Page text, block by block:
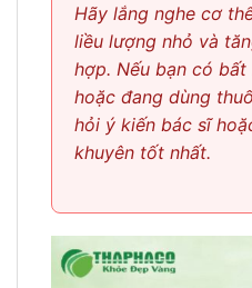
Hãy lắng nghe cơ
liều lượng nhỏ và
hợp. Nếu bạn có
hoặc đang dùng
hỏi ý kiến bác sĩ
khuyên tốt nhất.